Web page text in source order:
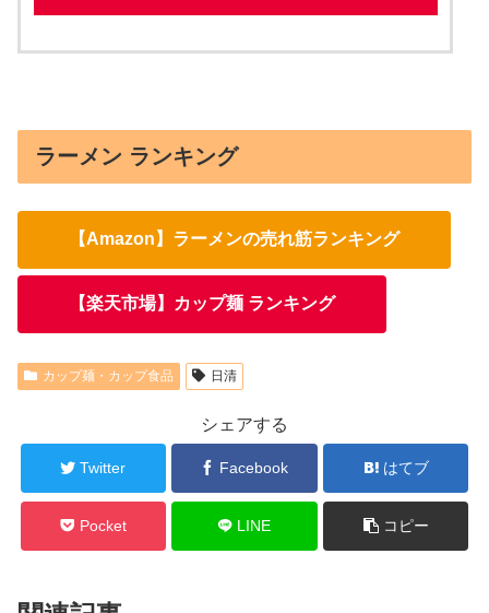
ラーメン ランキング
【Amazon】ラーメンの売れ筋ランキング
【楽天市場】カップ麺 ランキング
カップ麺・カップ食品 日清
シェアする
Twitter Facebook はてブ
Pocket LINE コピー